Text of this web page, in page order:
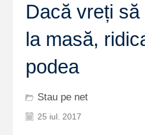
Dacă vreți
la masă,
podea
Stau pe net
25 iul. 2017